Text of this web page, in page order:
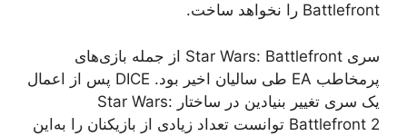
Battlefront را نخواهد ساخت.
سری Star Wars: Battlefront از جمله بازی‌های
پرمخاطب EA طی سالیان اخیر بود. DICE پس از اعمال
یک سری تغییر بنیادین در ساختار Star Wars:
Battlefront 2 توانست تعداد زیادی از بازیکنان را به‌این